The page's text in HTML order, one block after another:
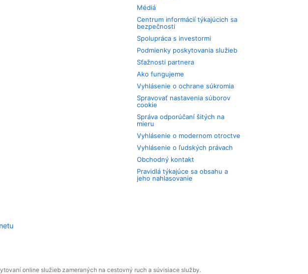
Médiá
Centrum informácií týkajúcich sa
bezpečnosti
Spolupráca s investormi
Podmienky poskytovania služieb
Sťažnosti partnera
Ako fungujeme
Vyhlásenie o ochrane súkromia
Spravovať nastavenia súborov
cookie
Správa odporúčaní šitých na
mieru
Vyhlásenie o modernom otroctve
Vyhlásenie o ľudských právach
Obchodný kontakt
Pravidlá týkajúce sa obsahu a
jeho nahlasovanie
online služieb zameraných na cestovný ruch a súvisiace služby.